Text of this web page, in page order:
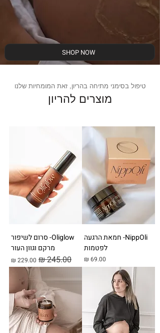
SHOP NOW
טיפול בסימני מתיחה בהריון, זאת המומחיות שלנו
מוצרים להריון
NippOli- חמאת הרגעה
לפטמות
מחיר
Oliglow- סרום לשיפור
מרקם וגוון העור
מחיר רגיל מחיר מבצע